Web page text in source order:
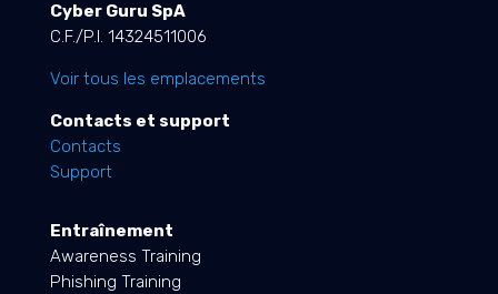
Cyber Guru SpA
C.F./P.I. 14324511006
Voir tous les emplacements
Contacts et support
Contacts
Support
Entraînement
Awareness Training
Phishing Training